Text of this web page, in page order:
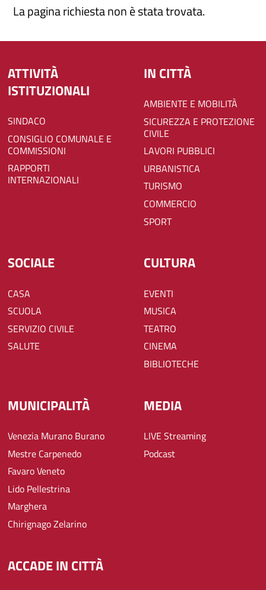
La pagina richiesta non è stata trovata.
ATTIVITÀ
ISTITUZIONALI
SINDACO
CONSIGLIO COMUNALE E
COMMISSIONI
RAPPORTI
INTERNAZIONALI
IN CITTÀ
AMBIENTE E MOBILITÀ
SICUREZZA E PROTEZIONE
CIVILE
LAVORI PUBBLICI
URBANISTICA
TURISMO
COMMERCIO
SPORT
SOCIALE
CASA
SCUOLA
SERVIZIO CIVILE
SALUTE
CULTURA
EVENTI
MUSICA
TEATRO
CINEMA
BIBLIOTECHE
MUNICIPALITÀ
Venezia Murano Burano
Mestre Carpenedo
Favaro Veneto
Lido Pellestrina
Marghera
Chirignago Zelarino
MEDIA
LIVE Streaming
Podcast
ACCADE IN CITTÀ